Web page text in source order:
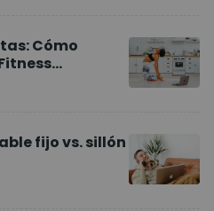
Cómo
fijo vs. sillón